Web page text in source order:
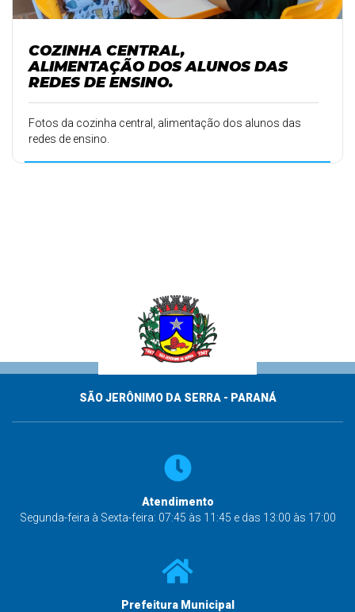
COZINHA CENTRAL,
ALIMENTAÇÃO DOS ALUNOS DAS
REDES DE ENSINO.
Fotos da cozinha central, alimentação dos alunos das
redes de ensino.
SÃO JERÔNIMO DA SERRA - PARANÁ
Atendimento
Segunda-feira à Sexta-feira: 07:45 às 11:45 e das 13:00 às 17:00
Prefeitura Municipal